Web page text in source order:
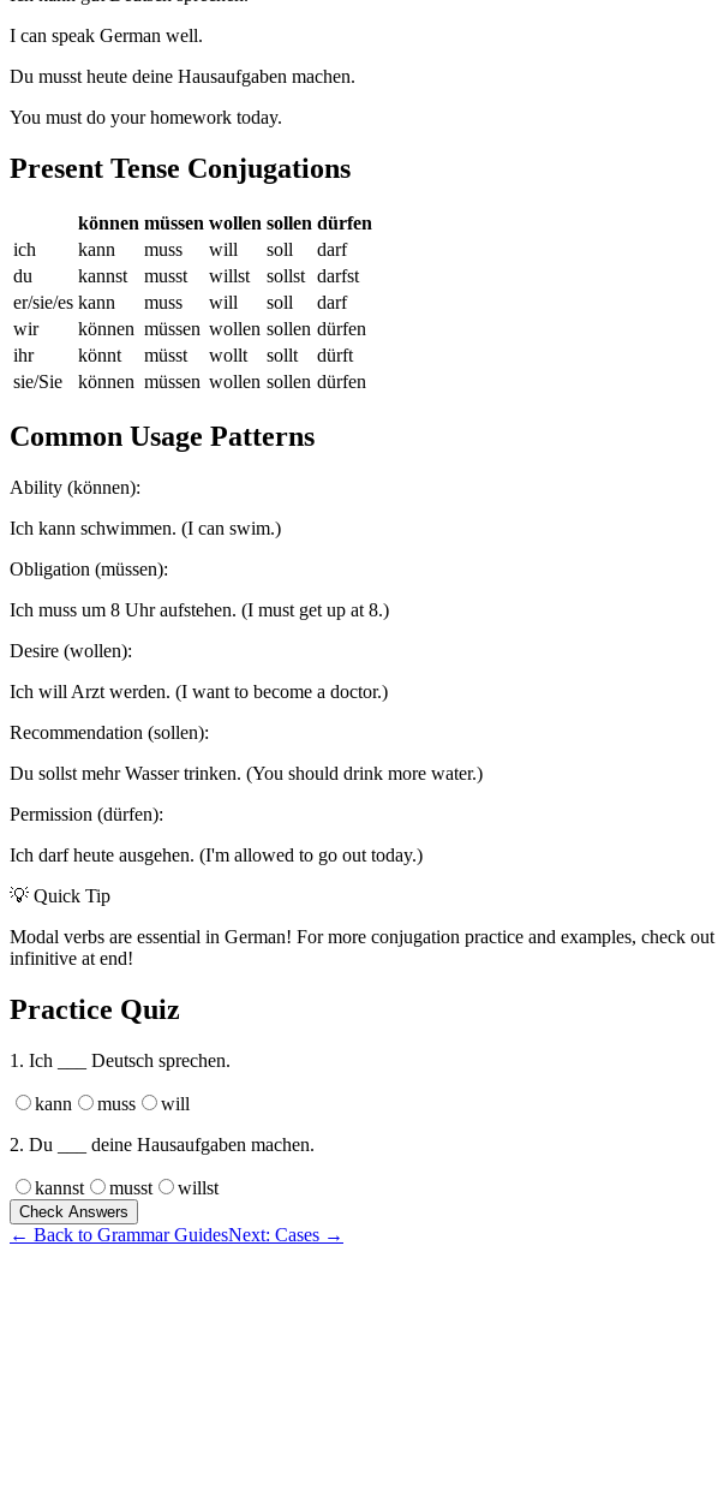
I can speak German well.
Du musstheute deine Hausaufgaben machen.
You must do your homework today.
Present Tense Conjugations
können müssen wollen sollen dürfen
ich
kann muss will soll
darf
du
kannst musst willst sollst darfst
er/sie/es kann muss will soll
darf
wir
können müssen wollen sollen dürfen
ihr
könnt müsst wollt sollt
dürft
sie/Sie
können müssen wollen sollen dürfen
Common Usage Patterns
Ability (können):
Ich kann schwimmen. (I can swim.)
Obligation (müssen):
Ich muss um 8 Uhr aufstehen. (I must get up at 8.)
Desire (wollen):
Ich will Arzt werden. (I want to become a doctor.)
Recommendation (sollen):
Du sollst mehr Wasser trinken. (You should drink more water.)
Permission (dürfen):
Ich darf heute ausgehen. (I'm allowed to go out today.)
💡 Quick Tip
Modal verbs are essential in German! For more conjugation practice and examples, check out
infinitive at end!
Practice Quiz
1. Ich ___ Deutsch sprechen.
kann muss
will
2. Du ___ deine Hausaufgaben machen.
kannst musst willst
Check Answers
← Back to Grammar GuidesNext: Cases →